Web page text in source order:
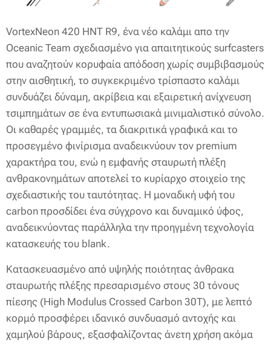
VortexNeon 420 HNT R9, ένα νέο καλάμι απο την
Oceanic Team σχεδιασμένο για απαιτητικούς surfcasters
που αναζητούν κορυφαία απόδοση χωρίς συμβιβασμούς
στην αισθητική, το συγκεκριμένο τρίσπαστο καλάμι
συνδυάζει δύναμη, ακρίβεια και εξαιρετική ανίχνευση
τσιμπημάτων σε ένα εντυπωσιακά μινιμαλιστικό σύνολο.
Οι καθαρές γραμμές, τα διακριτικά γραφικά και το
προσεγμένο φινίρισμα αναδεικνύουν τον premium
χαρακτήρα του, ενώ η εμφανής σταυρωτή πλέξη
ανθρακονημάτων αποτελεί το κυρίαρχο στοιχείο της
σχεδιαστικής του ταυτότητας. Η μοναδική υφή του
carbon προσδίδει ένα σύγχρονο και δυναμικό ύφος,
αναδεικνύοντας παράλληλα την προηγμένη τεχνολογία
κατασκευής του blank.
Κατασκευασμένο από υψηλής ποιότητας άνθρακα
σταυρωτής πλέξης πρεσαρισμένο στους 30 τόνους
πίεσης (High Modulus Crossed Carbon 30T), με λεπτό
κορμό προσφέρει ιδανικό συνδυασμό αντοχής και
χαμηλού βάρους, εξασφαλίζοντας άνετη χρήση ακόμα